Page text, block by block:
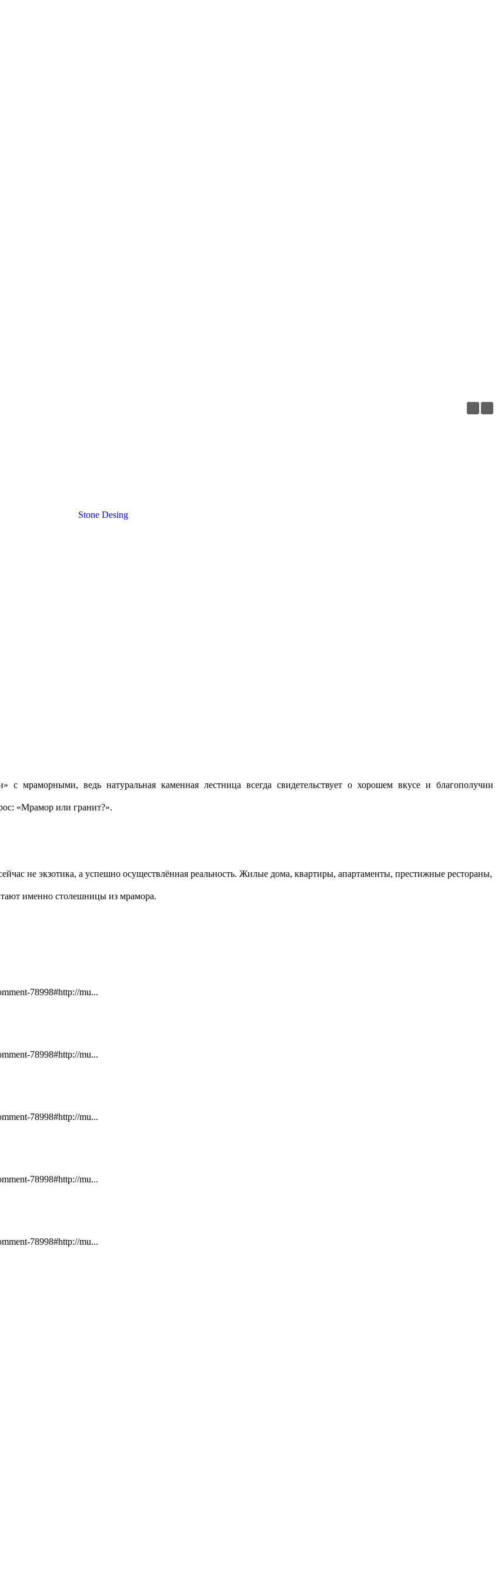
Stone Desing
с мраморными, ведь натуральная каменная лестница всегда свидетельствует о хорошем вкусе и благополучии
«Мрамор или гранит?».
не экзотика, а успешно осуществлённая реальность. Жилые дома, квартиры, апартаменты, престижные рестораны,
именно столешницы из мрамора.
78998#http://mu...
78998#http://mu...
78998#http://mu...
78998#http://mu...
78998#http://mu...